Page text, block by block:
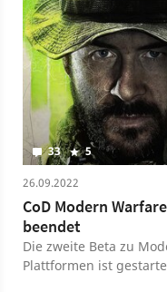
33 5
26.09.2022
CoD Modern
beendet
Die zweite Beta zu
Plattformen ist